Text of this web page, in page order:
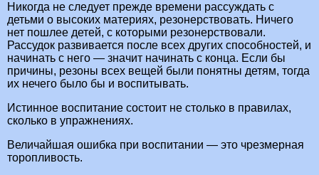
Никогда не следует прежде времени рассуждать с
детьми о высоких материях, резонерствовать. Ничего
нет пошлее детей, с которыми резонерствовали.
Рассудок развивается после всех других способностей, и
начинать с него — значит начинать с конца. Если бы
причины, резоны всех вещей были понятны детям, тогда
их нечего было бы и воспитывать.
Истинное воспитание состоит не столько в правилах,
сколько в упражнениях.
Величайшая ошибка при воспитании — это чрезмерная
торопливость.